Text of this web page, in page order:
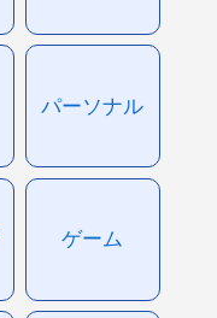
パーソナル
ゲーム